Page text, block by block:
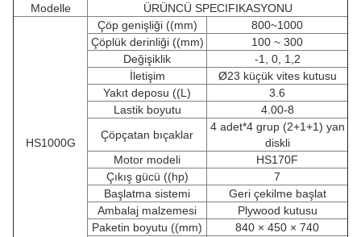
Modelle
ÜRÜNCÜ SPECIFIKASYONU
HS1000G
Çöp genişliği ((mm)
800~1000
Çöplük derinliği ((mm)
100 ~ 300
Değişiklik
-1, 0, 1,2
İletişim
Ø23 küçük vites kutusu
Yakıt deposu ((L)
3.6
Lastik boyutu
4.00-8
Çöpçatan bıçaklar
4 adet*4 grup (2+1+1) yan
diskli
Motor modeli
HS170F
Çıkış gücü ((hp)
7
Başlatma sistemi
Geri çekilme başlat
Ambalaj malzemesi
Plywood kutusu
Paketin boyutu ((mm)
840 × 450 × 740